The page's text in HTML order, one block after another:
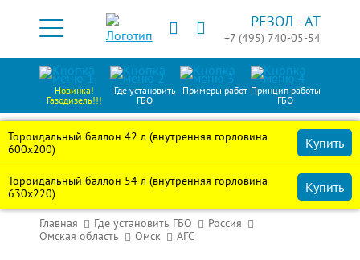
РЕЗОЛ -АТ
+7 (495) 740-05-54
Новинка!
Газодизель!!!
Где установить
ГБО
Примеры работ Принцип работы
ГБО
Тороидальный баллон 42 л (внутренняя горловина
600х200)
Купить
Тороидальный баллон 54 л (внутренняя горловина
630х220)
Купить
Главная Где установить ГБО
Россия
Омская область
Омск АГС